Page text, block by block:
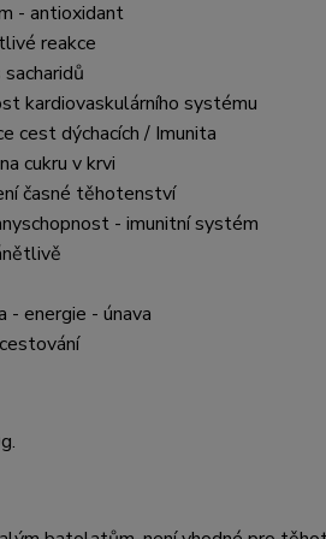
- antioxidant
reakce
kardiovaskulárního systému
cest dýchacích / Imunita
cukru v krvi
časné těhotenství
- imunitní systém
- energie - únava